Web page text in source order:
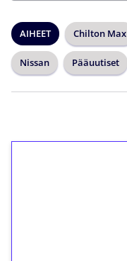
AIHEET Chilton Max
Nissan Pääuutiset